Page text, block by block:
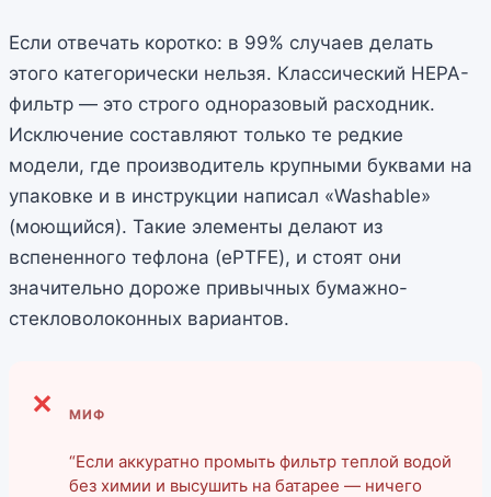
Если отвечать коротко: в 99% случаев делать
этого категорически нельзя. Классический HEPA-
фильтр — это строго одноразовый расходник.
Исключение составляют только те редкие
модели, где производитель крупными буквами на
упаковке и в инструкции написал «Washable»
(моющийся). Такие элементы делают из
вспененного тефлона (ePTFE), и стоят они
значительно дороже привычных бумажно-
стекловолоконных вариантов.
МИФ
“Если аккуратно промыть фильтр теплой водой
без химии и высушить на батарее — ничего